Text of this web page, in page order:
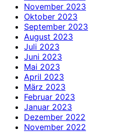
November 2023
Oktober 2023
September 2023
August 2023
Juli 2023
Juni 2023
Mai 2023
April 2023
März 2023
Februar 2023
Januar 2023
Dezember 2022
November 2022